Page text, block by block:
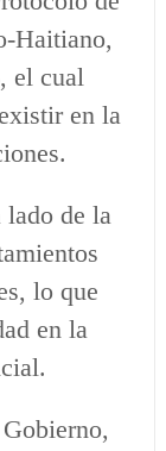
Haitiano,
el cual
en la
lado de la
lo que
en la